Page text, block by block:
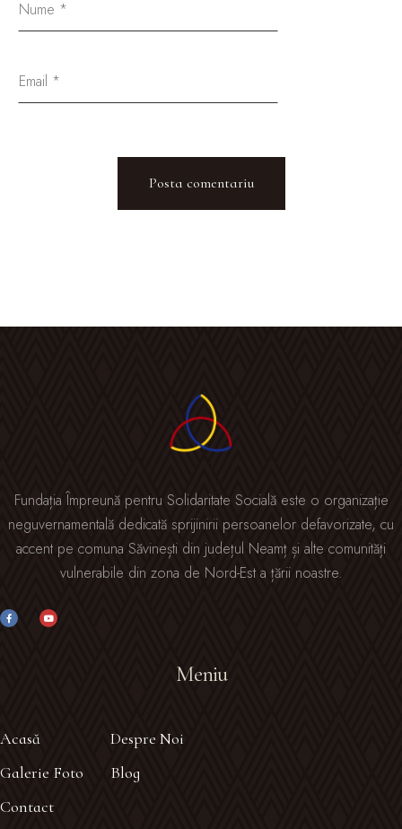
Fundația Împreună pentru Solidaritate Socială este o organizație
neguvernamentală dedicată sprijinirii persoanelor defavorizate, cu
accent pe comuna Săvinești din județul Neamț și alte comunități
vulnerabile din zona de Nord-Est a țării noastre.
Meniu
Acasă
Despre Noi
Galerie Foto
Blog
Contact